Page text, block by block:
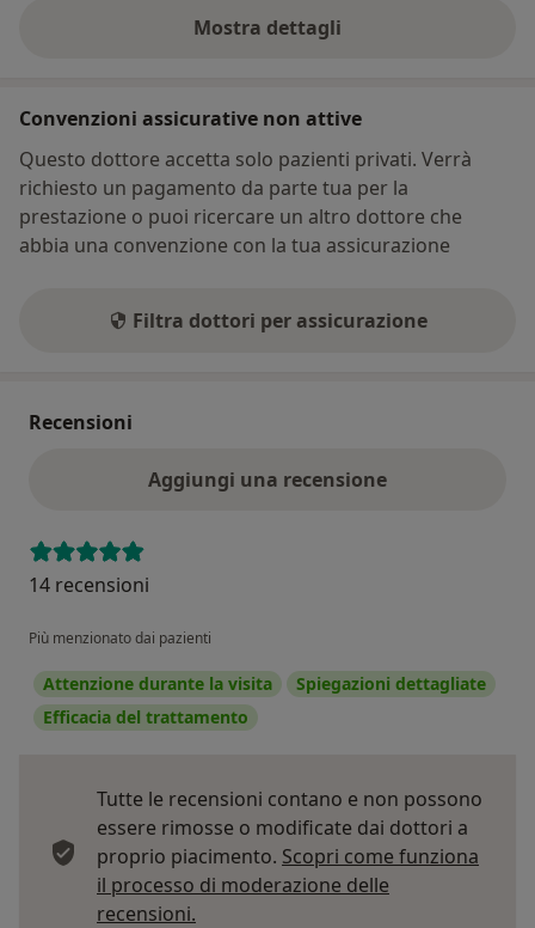
Mostra dettagli
sull'indirizzo
Convenzioni assicurative non attive
Questo dottore accetta solo pazienti privati. Verrà
richiesto un pagamento da parte tua per la
prestazione o puoi ricercare un altro dottore che
abbia una convenzione con la tua assicurazione
Filtra dottori per assicurazione
Recensioni
Aggiungi una recensione
14 recensioni
Più menzionato dai pazienti
Attenzione durante la visita
Spiegazioni dettagliate
Efficacia del trattamento
Tutte le recensioni contano e non possono
essere rimosse o modificate dai dottori a
proprio piacimento. Scopri come funziona
il processo di moderazione delle
recensioni.